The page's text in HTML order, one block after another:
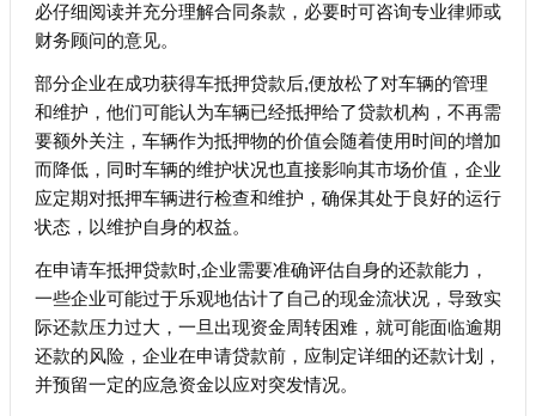
必仔细阅读并充分理解合同条款，必要时可咨询专业律师或
财务顾问的意见。
部分企业在成功获得车抵押贷款后,便放松了对车辆的管理
和维护，他们可能认为车辆已经抵押给了贷款机构，不再需
要额外关注，车辆作为抵押物的价值会随着使用时间的增加
而降低，同时车辆的维护状况也直接影响其市场价值，企业
应定期对抵押车辆进行检查和维护，确保其处于良好的运行
状态，以维护自身的权益。
在申请车抵押贷款时,企业需要准确评估自身的还款能力，
一些企业可能过于乐观地估计了自己的现金流状况，导致实
际还款压力过大，一旦出现资金周转困难，就可能面临逾期
还款的风险，企业在申请贷款前，应制定详细的还款计划，
并预留一定的应急资金以应对突发情况。